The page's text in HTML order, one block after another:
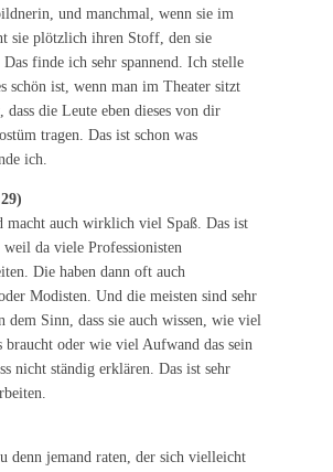
und manchmal, wenn sie im
sie plötzlich ihren Stoff, den sie
finde ich sehr spannend. Ich stelle
schön ist, wenn man im Theater sitzt
dass die Leute eben dieses von dir
tragen. Das ist schon was
ich.
macht auch wirklich viel Spaß. Das ist
weil da viele Professionisten
Die haben dann oft auch
Modisten. Und die meisten sind sehr
dem Sinn, dass sie auch wissen, wie viel
braucht oder wie viel Aufwand das sein
nicht ständig erklären. Das ist sehr
denn jemand raten, der sich vielleicht